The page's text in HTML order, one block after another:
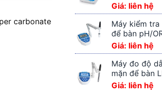
carbonate
Giá: liên hệ
Máy kiểm
để bàn pH/
Giá: liên hệ
Máy đo độ
mặn để bàn
Giá: liên hệ